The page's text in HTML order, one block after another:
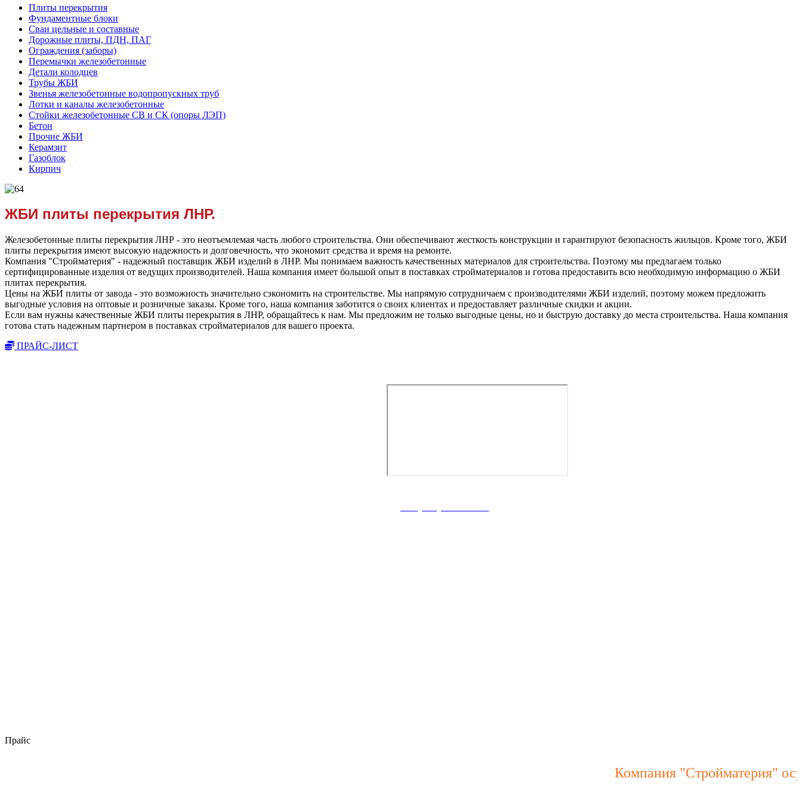
Плиты перекрытия
Фундаментные блоки
Сваи цельные и составные
Дорожные плиты, ПДН, ПАГ
Ограждения (заборы)
Перемычки железобетонные
Детали колодцев
Трубы ЖБИ
Звенья железобетонные водопропускных труб
Лотки и каналы железобетонные
Стойки железобетонные СВ и СК (опоры ЛЭП)
Бетон
Прочие ЖБИ
Керамзит
Газоблок
Кирпич
ЖБИ плиты перекрытия ЛНР.
Железобетонные плиты перекрытия ЛНР - это неотъемлемая часть любого строительства. Они обеспечивают жесткость конструкции и гарантируют безопасность жильцов. Кроме того, ЖБИ
плиты перекрытия имеют высокую надежность и долговечность, что экономит средства и время на ремонте.
Компания "Стройматерия" - надежный поставщик ЖБИ изделий в ЛНР. Мы понимаем важность качественных материалов для строительства. Поэтому мы предлагаем только
сертифицированные изделия от ведущих производителей. Наша компания имеет большой опыт в поставках стройматериалов и готова предоставить всю необходимую информацию о ЖБИ
плитах перекрытия.
Цены на ЖБИ плиты от завода - это возможность значительно сэкономить на строительстве. Мы напрямую сотрудничаем с производителями ЖБИ изделий, поэтому можем предложить
выгодные условия на оптовые и розничные заказы. Кроме того, наша компания заботится о своих клиентах и предоставляет различные скидки и акции.
Если вам нужны качественные ЖБИ плиты перекрытия в ЛНР, обращайтесь к нам. Мы предложим не только выгодные цены, но и быструю доставку до места строительства. Наша компания
готова стать надежным партнером в поставках стройматериалов для вашего проекта.
ПРАЙС-ЛИСТ
Прайс
Компания "Стройматерия"